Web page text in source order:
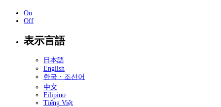
On
Off
表示言語
日本語
English
한국・조선어
中文
Filipino
Tiếng Việt